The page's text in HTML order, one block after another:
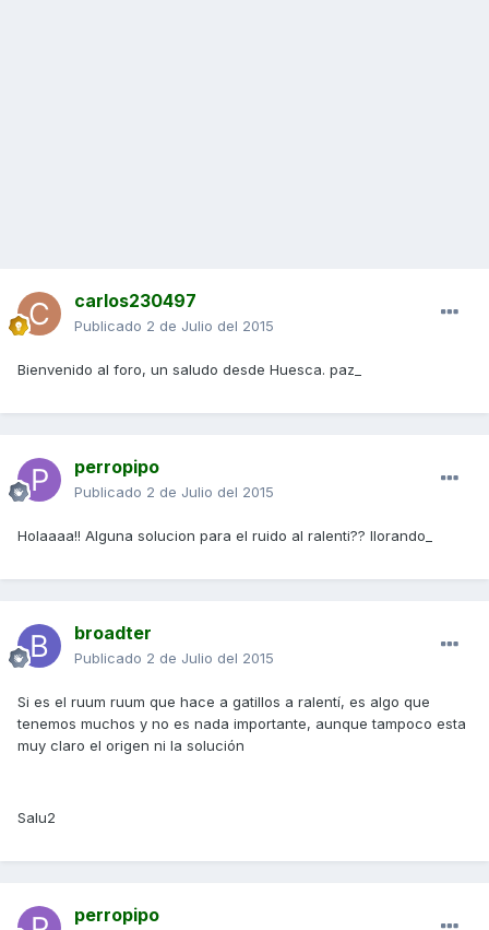
carlos230497
Publicado 2 de Julio del 2015
Bienvenido al foro, un saludo desde Huesca. paz_
perropipo
Publicado 2 de Julio del 2015
Holaaaa!! Alguna solucion para el ruido al ralenti?? llorando_
broadter
Publicado 2 de Julio del 2015
Si es el ruum ruum que hace a gatillos a ralentí, es algo que
tenemos muchos y no es nada importante, aunque tampoco esta
muy claro el origen ni la solución
Salu2
perropipo